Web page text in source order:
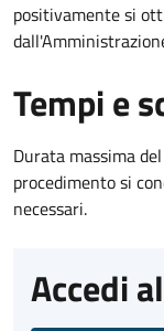
positivamente si
Tempi e
Durata massima
procedimento si
necessari.
Accedi